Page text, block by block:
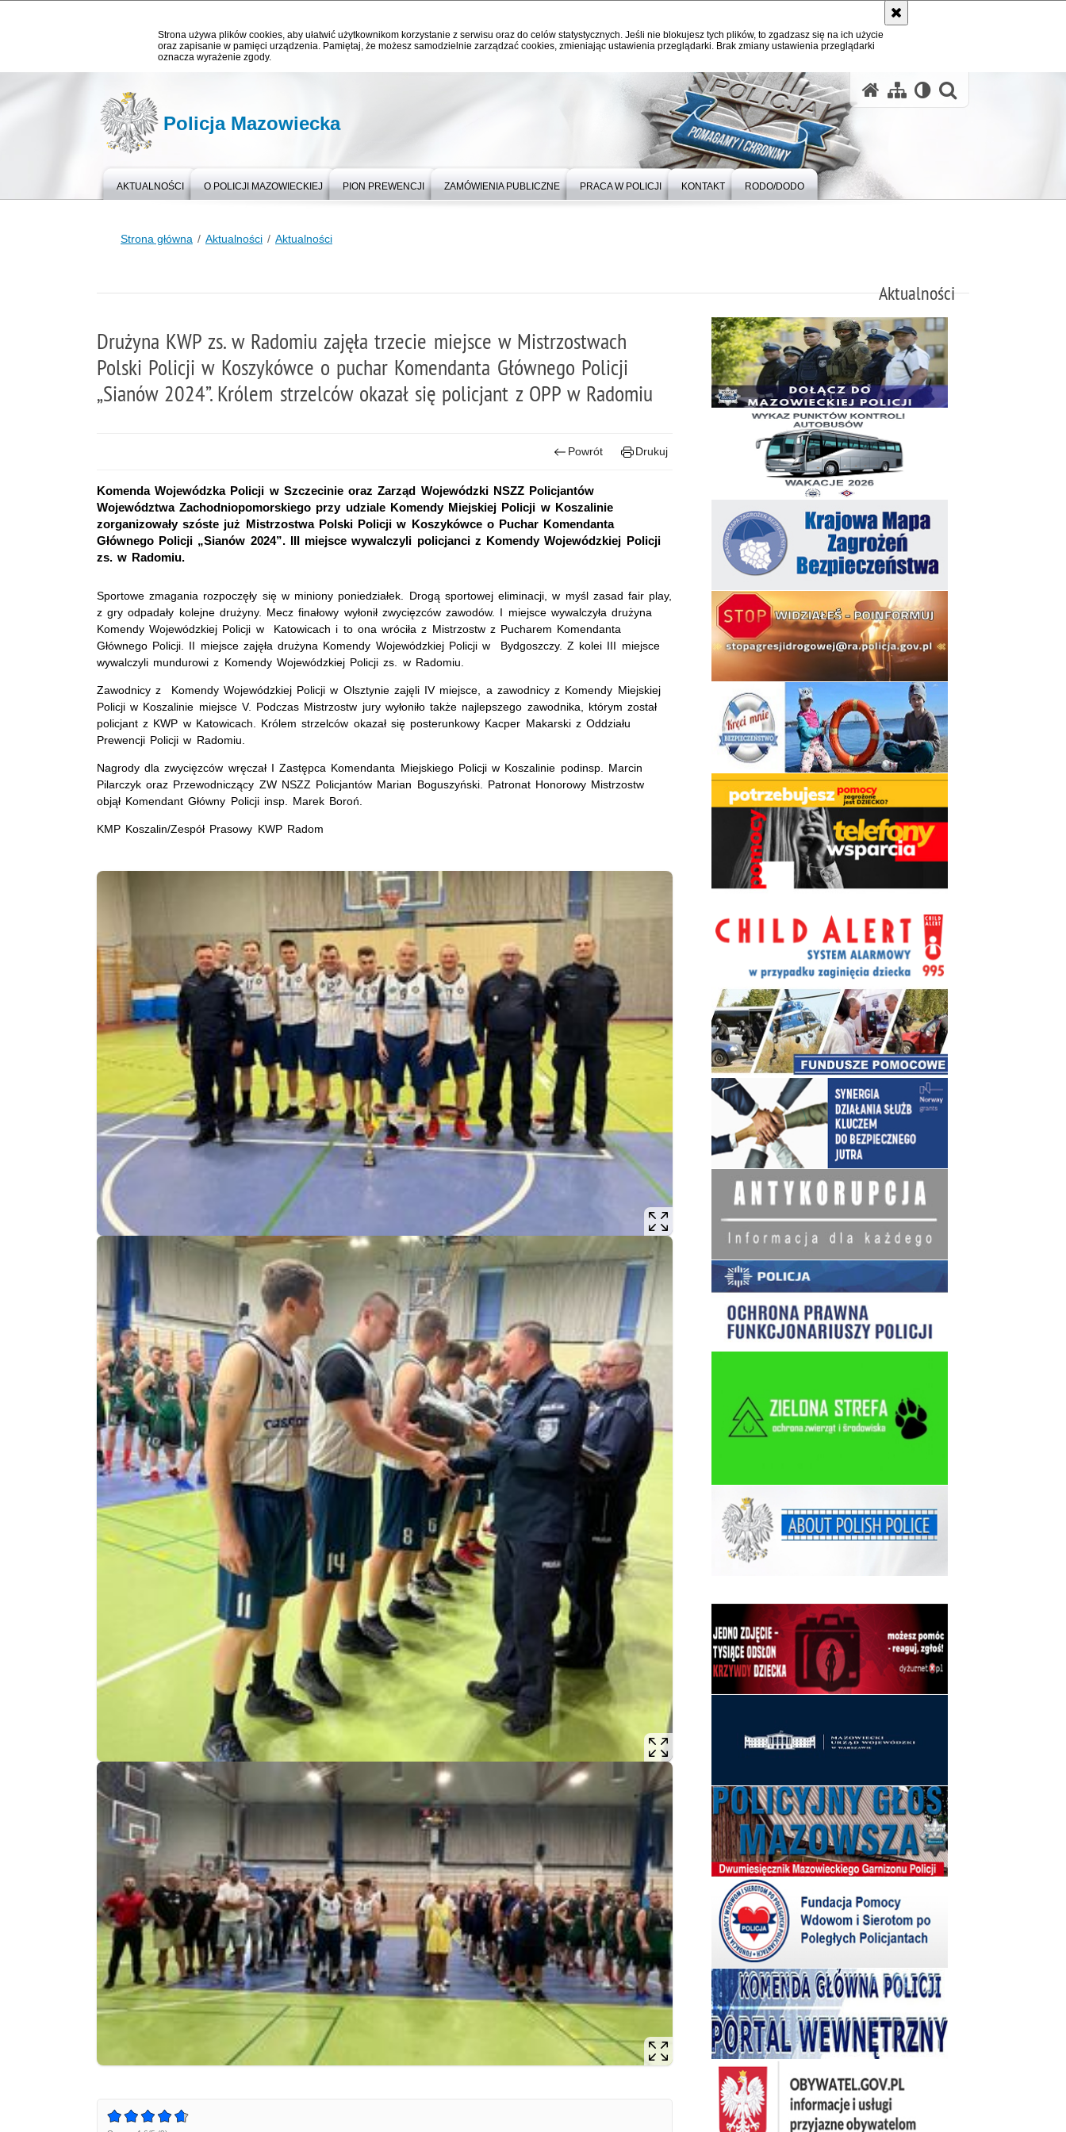
Strona używa plików cookies, aby ułatwić użytkownikom korzystanie z serwisu oraz do celów statystycznych. Jeśli nie blokujesz tych plików, to zgadzasz się na ich użycie
oraz zapisanie w pamięci urządzenia. Pamiętaj, że możesz samodzielnie zarządzać cookies, zmieniając ustawienia przeglądarki. Brak zmiany ustawienia przeglądarki
oznacza wyrażenie zgody.
Policja Mazowiecka
AKTUALNOŚCI O POLICJI MAZOWIECKIEJ PION PREWENCJI ZAMÓWIENIA PUBLICZNE PRACA W POLICJI KONTAKT RODO/DODO
Strona główna Aktualności Aktualności
Aktualności
Drużyna KWP zs. w Radomiu zajęła trzecie miejsce w Mistrzostwach
Polski Policji w Koszykówce o puchar Komendanta Głównego Policji
„Sianów 2024”. Królem strzelców okazał się policjant z OPP w Radomiu
Powrót Drukuj
Komenda Wojewódzka Policji w Szczecinie oraz Zarząd Wojewódzki NSZZ Policjantów
Województwa Zachodniopomorskiego przy udziale Komendy Miejskiej Policji w Koszalinie
zorganizowały szóste już Mistrzostwa Polski Policji w Koszykówce o Puchar Komendanta
Głównego Policji „Sianów 2024”. III miejsce wywalczyli policjanci z Komendy Wojewódzkiej Policji
zs. w Radomiu.
Sportowe zmagania rozpoczęły się w miniony poniedziałek. Drogą sportowej eliminacji, w myśl zasad fair play,
z gry odpadały kolejne drużyny. Mecz finałowy wyłonił zwycięzców zawodów. I miejsce wywalczyła drużyna
Komendy Wojewódzkiej Policji w Katowicach i to ona wróciła z Mistrzostw z Pucharem Komendanta
Głównego Policji. II miejsce zajęła drużyna Komendy Wojewódzkiej Policji w Bydgoszczy. Z kolei III miejsce
wywalczyli mundurowi z Komendy Wojewódzkiej Policji zs. w Radomiu.
Zawodnicy z Komendy Wojewódzkiej Policji w Olsztynie zajęli IV miejsce, a zawodnicy z Komendy Miejskiej
Policji w Koszalinie miejsce V. Podczas Mistrzostw jury wyłoniło także najlepszego zawodnika, którym został
policjant z KWP w Katowicach. Królem strzelców okazał się posterunkowy Kacper Makarski z Oddziału
Prewencji Policji w Radomiu.
Nagrody dla zwycięzców wręczał I Zastępca Komendanta Miejskiego Policji w Koszalinie podinsp. Marcin
Pilarczyk oraz Przewodniczący ZW NSZZ Policjantów Marian Boguszyński. Patronat Honorowy Mistrzostw
objął Komendant Główny Policji insp. Marek Boroń.
KMP Koszalin/Zespół Prasowy KWP Radom